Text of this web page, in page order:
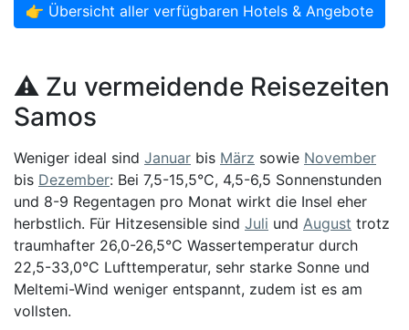
👉 Übersicht aller verfügbaren Hotels & Angebote
⚠️ Zu vermeidende Reisezeiten
Samos
Weniger ideal sind Januar bis März sowie November
bis Dezember: Bei 7,5-15,5°C, 4,5-6,5 Sonnenstunden
und 8-9 Regentagen pro Monat wirkt die Insel eher
herbstlich. Für Hitzesensible sind Juli und August trotz
traumhafter 26,0-26,5°C Wassertemperatur durch
22,5-33,0°C Lufttemperatur, sehr starke Sonne und
Meltemi-Wind weniger entspannt, zudem ist es am
vollsten.